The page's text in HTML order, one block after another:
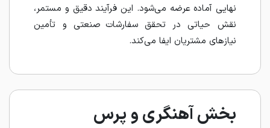
نهایی آماده عرضه می‌شود. این فرآیند دقیق و مستمر،
نقش حیاتی در تحقق سفارشات صنعتی و تأمین
نیازهای مشتریان ایفا می‌کند.
بخش آهنگری و پرس